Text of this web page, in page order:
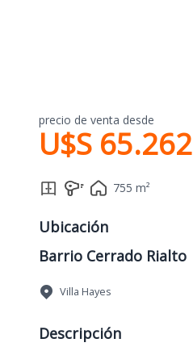
precio de venta desde
U$S 65.262
755 m²
Ubicación
Barrio Cerrado Rialto
Villa Hayes
Descripción